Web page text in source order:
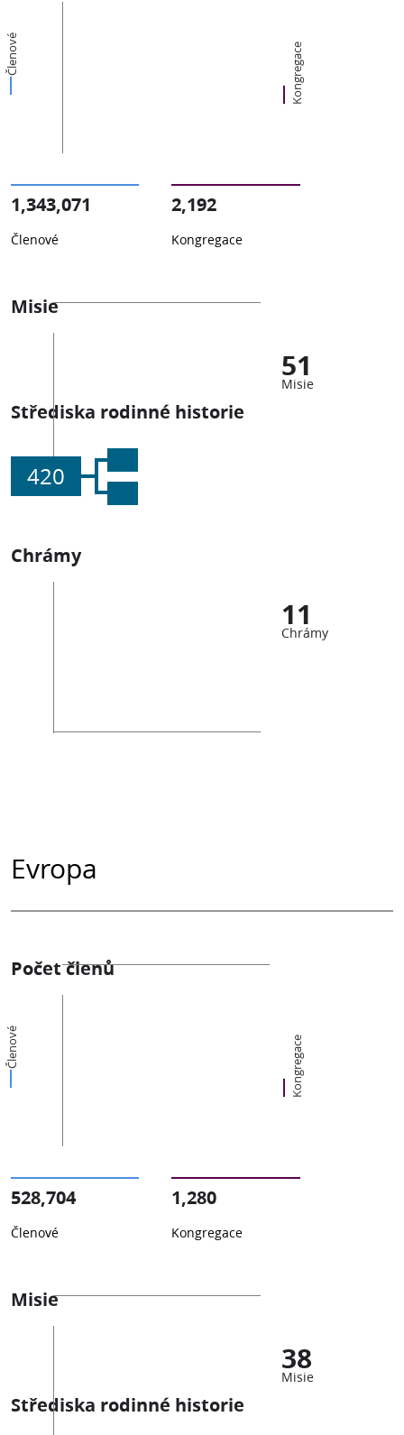
Členové Kongregace
1,343,071
Členové
2,192
Kongregace
Misie
51
Misie
Střediska rodinné historie
420
Chrámy
11
Chrámy
Evropa
Počet členů
Členové Kongregace
528,704
Členové
1,280
Kongregace
Misie
38
Misie
Střediska rodinné historie